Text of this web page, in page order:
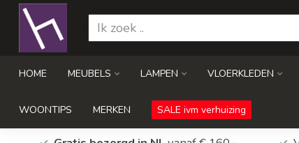
HOME MEUBELS LAMPEN VLOERKLEDEN
WOONTIPS MERKEN SALE ivm verhuizing